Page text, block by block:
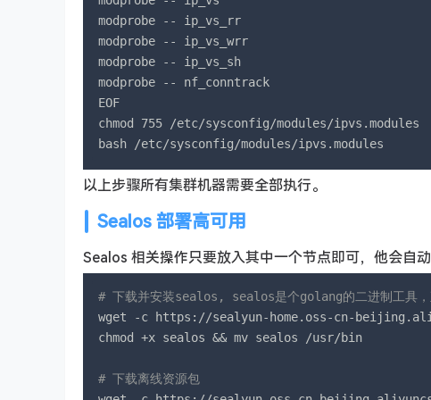
modprobe -- ip_vs_rr
modprobe -- ip_vs_wrr
modprobe -- ip_vs_sh
modprobe -- nf_conntrack
EOF
chmod 755 /etc/sysconfig/modules/ipvs.modules
bash /etc/sysconfig/modules/ipvs.modules
以上步骤所有集群机器需要全部执行。
Sealos 部署高可用
Sealos 相关操作只要放入其中一个节点即可，他会自
# 下载并安装sealos, sealos是个golang的二进制工具
wget -c https://sealyun-home.oss-cn-
chmod +x sealos && mv sealos /usr/bin
# 下载离线资源包